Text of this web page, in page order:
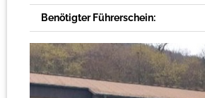
Benötigter Führerschein: